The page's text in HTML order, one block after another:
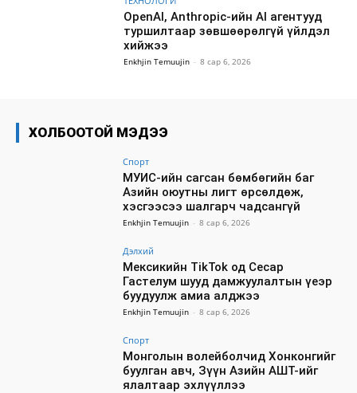
OpenAI, Anthropic-ийн AI агентууд
туршилтаар зөвшөөрөлгүй үйлдэл
хийжээ
Enkhjin Temuujin - 8 сар 6, 2026
ХОЛБООТОЙ МЭДЭЭ
Спорт
МУИС-ийн сагсан бөмбөгийн баг
Азийн оюутны лигт өрсөлдөж,
хэсгээсээ шалгарч чадсангүй
Enkhjin Temuujin - 8 сар 6, 2026
Дэлхий
Мексикийн TikTok од Сесар
Гастелум шууд дамжуулалтын үеэр
буудуулж амиа алджээ
Enkhjin Temuujin - 8 сар 6, 2026
Спорт
Монголын волейболчид Хонконгийг
буулган авч, Зүүн Азийн АШТ-ийг
ялалтаар эхлүүллээ